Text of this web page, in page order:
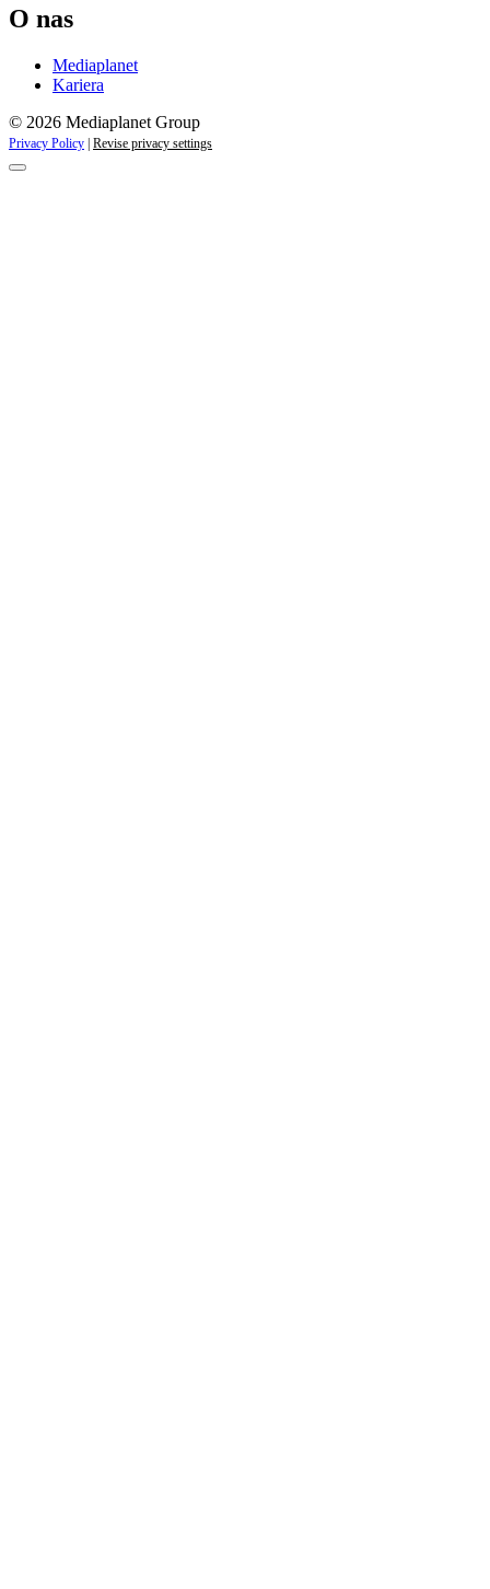
O nas
Mediaplanet
Kariera
© 2026 Mediaplanet Group
Privacy Policy Revise privacy settings